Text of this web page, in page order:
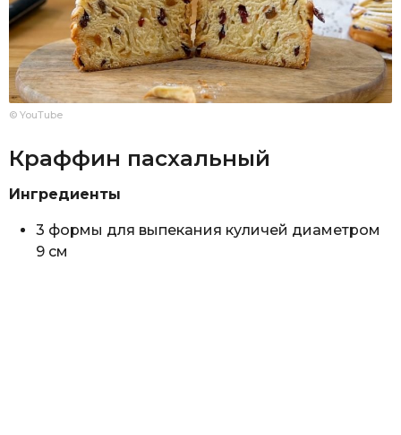
© YouTube
Краффин пасхальный
Ингредиенты
3 формы для выпекания куличей диаметром
9 см